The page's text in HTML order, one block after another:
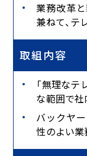
業務改革
兼ねて、テ
取組内容
「無理なテ
な範囲で
バックヤ
性のよい